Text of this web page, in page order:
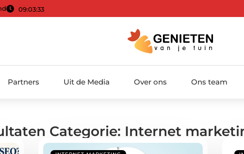
09:03:33
Partners Uit de Media Over ons Ons team
Categorie: Internet